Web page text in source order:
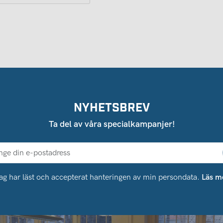
NYHETSBREV
Ta del av våra specialkampanjer!
har läst och accepterat hanteringen av min persondata. Läs